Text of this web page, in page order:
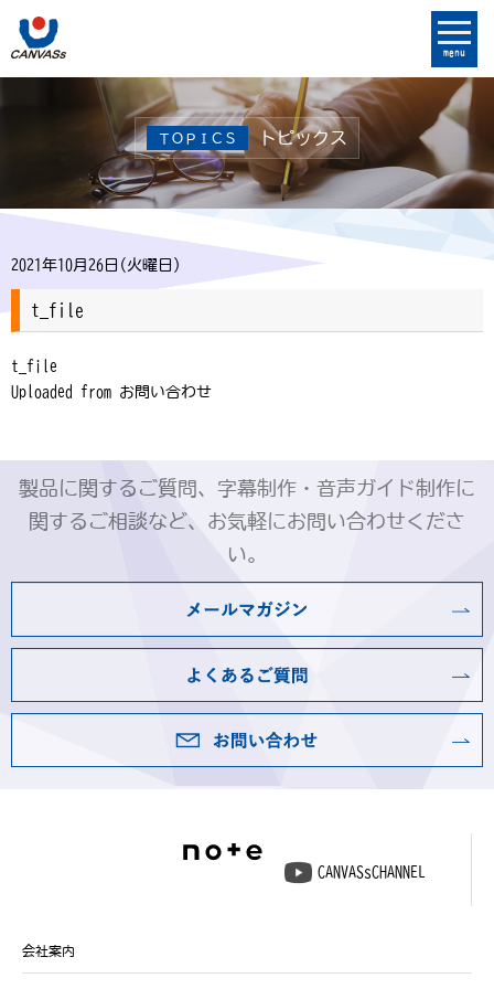
menu
ＴＯＰＩＣＳ トピックス
2021年10月26日(火曜日)
t_file
t_file
Uploaded from お問い合わせ
製品に関するご質問、字幕制作・音声ガイド制作に
関するご相談など、お気軽にお問い合わせくださ
い。
CANVASsCHANNEL
会社案内